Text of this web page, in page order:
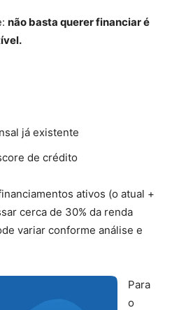
não basta querer financiar é
já existente
de crédito
ativos (o atual +
cerca de 30% da renda
variar conforme análise e
Para
o